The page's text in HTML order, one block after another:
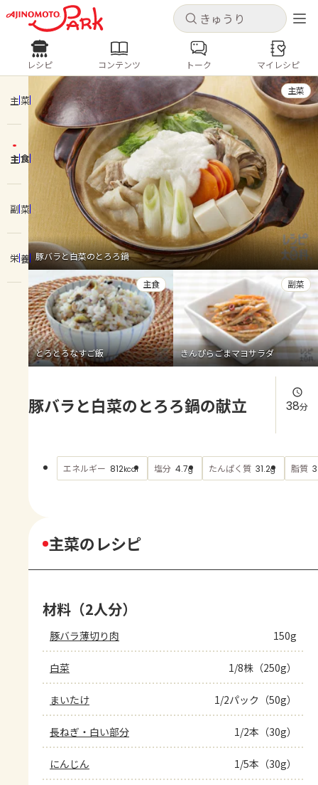
キャンセル
ログインするとレシピを保存できます
ログイン 新規登録
ホーム
コンテンツ
レシピ
トーク
よくあるお問い合わせ
お買い物
AJINOMOTO PARK とは
キャンセル
レシピ コンテンツ
人気の食材・レシピ
きゅうり なす トマト
とうもろこし
ピーマン
みょうが ゴーヤ
レシピ コンテンツ トーク マイレシピ
主菜
主食
副菜
栄養 豚バラと白菜のとろろ鍋
主菜
とろとろなすご飯
主食
きんぴらごまマヨサラダ
副菜
豚バラと白菜のとろろ鍋の献立 38分
エネルギー 812kcal 塩分 4.7g たんぱく質 31.2g 脂質
主菜のレシピ
材料（2人分）
豚バラ薄切り肉 150g
白菜 1/8株（250g）
まいたけ 1/2パック（50g）
長ねぎ・白い部分 1/2本（30g）
にんじん 1/5本（30g）